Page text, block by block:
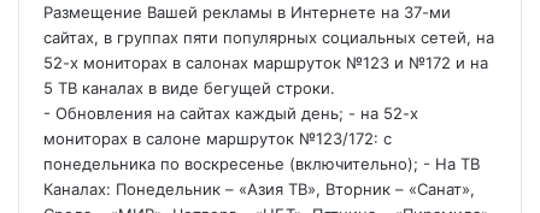
Размещение Вашей рекламы в Интернете на 37-ми
сайтах, в группах пяти популярных социальных сетей, на
52-х мониторах в салонах маршруток №123 и №172 и на
5 ТВ каналах в виде бегущей строки.
- Обновления на сайтах каждый день; - на 52-х
мониторах в салоне маршруток №123/172: с
понедельника по воскресенье (включительно); - На ТВ
Каналах: Понедельник – «Азия ТВ», Вторник – «Санат»,